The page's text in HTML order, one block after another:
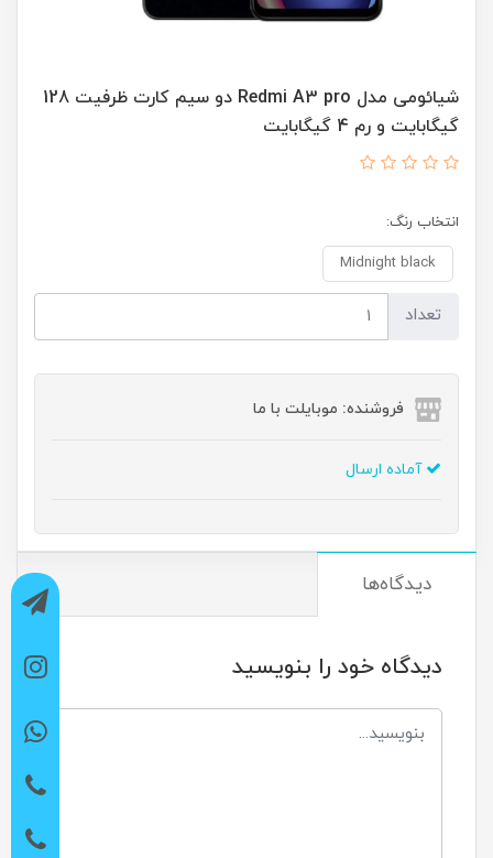
شیائومی مدل Redmi A3 pro دو سیم کارت ظرفیت 128
گیگابایت و رم 4 گیگابایت
انتخاب رنگ:
Midnight black
تعداد
فروشنده: موبایلت با ما
آماده ارسال
دیدگاه‌ها
دیدگاه خود را بنویسید